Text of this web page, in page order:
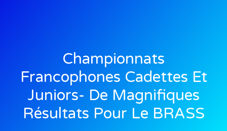
Championnats
Francophones Cadettes Et
Juniors- De Magnifiques
Résultats Pour Le BRASS